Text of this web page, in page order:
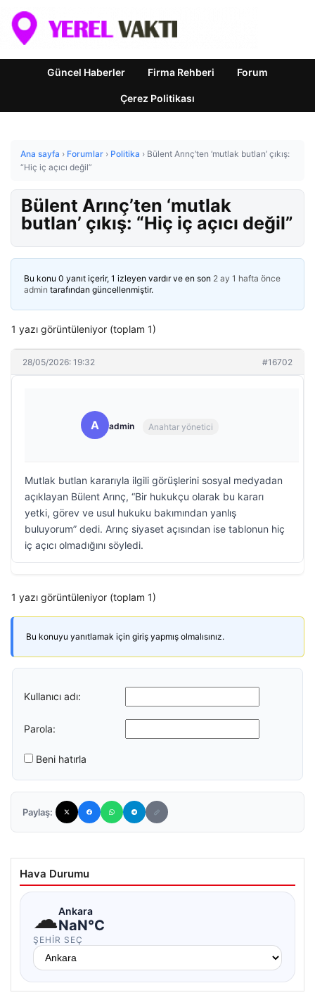
Güncel Haberler Firma Rehberi Forum
Çerez Politikası
Ana sayfa › Forumlar › Politika › Bülent Arınç’ten ‘mutlak butlan’ çıkış:
“Hiç iç açıcı değil”
Bülent Arınç’ten ‘mutlak
butlan’ çıkış: “Hiç iç açıcı değil”
Bu konu 0 yanıt içerir, 1 izleyen vardır ve en son 2 ay 1 hafta önce
admin tarafından güncellenmiştir.
1 yazı görüntüleniyor (toplam 1)
28/05/2026: 19:32 #16702
A admin Anahtar yönetici
Mutlak butlan kararıyla ilgili görüşlerini sosyal medyadan
açıklayan Bülent Arınç, “Bir hukukçu olarak bu kararı
yetki, görev ve usul hukuku bakımından yanlış
buluyorum” dedi. Arınç siyaset açısından ise tablonun hiç
iç açıcı olmadığını söyledi.
1 yazı görüntüleniyor (toplam 1)
Bu konuyu yanıtlamak için giriş yapmış olmalısınız.
Kullanıcı adı:
Parola:
Beni hatırla
Paylaş:
Hava Durumu
☁Ankara
NaN°C
ŞEHIR SEÇ